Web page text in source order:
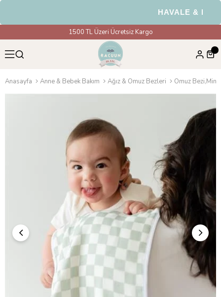
HAVALE & EFT
1500 TL Üzeri Ücretsiz Kargo
Anasayfa Anne & Bebek Bakım Ağız & Omuz Bezleri Omuz Bezi,Mint